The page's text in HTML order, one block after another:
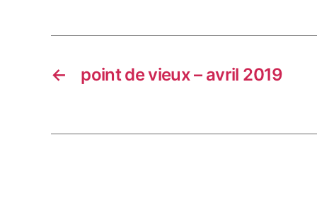
← point de vieux – avril 2019